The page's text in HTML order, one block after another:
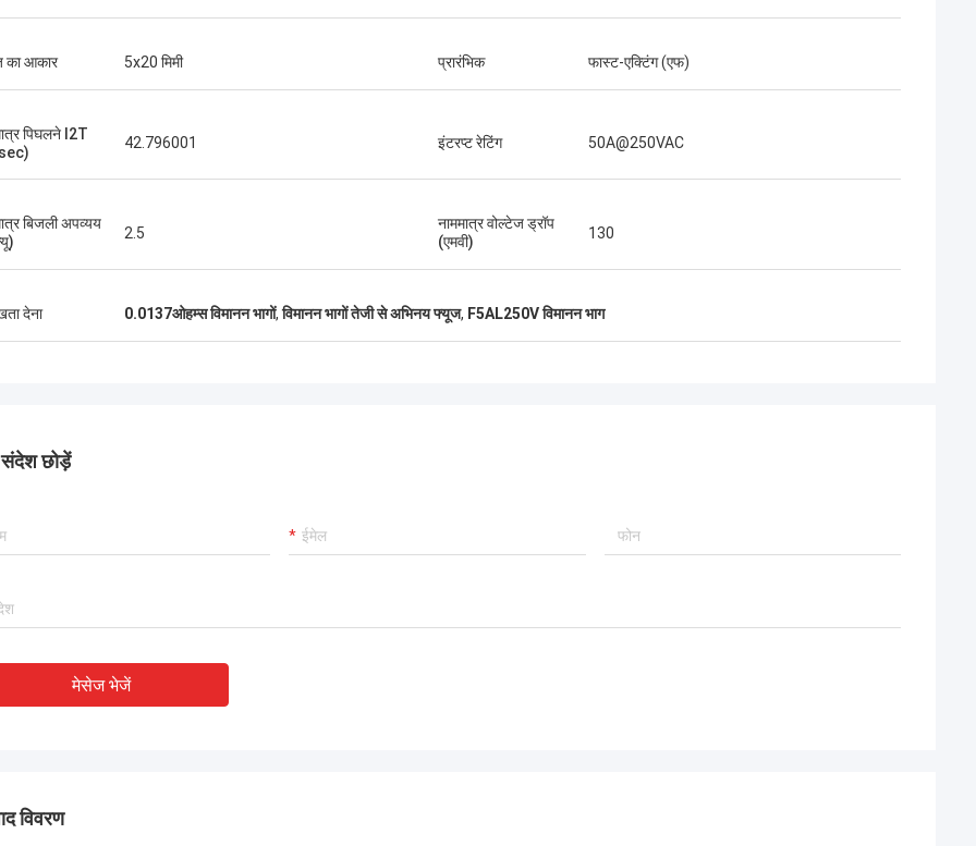
सेवा, सबसे अच्छी कीमत 2आशा है कि हम
एक साथ अधिक व्यापार कर सकते हैं। 3चूंकि
फॉरवर्ड के बारे में अच्छा शब्द फैलाऊंगा।
का आकार 5x20 मिमी प्रारंभिक फास्ट-एक्टिंग (एफ)
पिघलने I2T
42.796001 इंटरप्ट रेटिंग 50A@250VAC
बिजली अपव्यय
2.5
नाममात्र वोल्टेज ड्रॉप
(एमवी)
130
देना 0.0137ओहम्स विमानन भागों,विमानन भागों तेजी से अभिनय फ्यूज, F5AL250V विमानन भाग
छोड़ें
मेसेज भेजें
विवरण